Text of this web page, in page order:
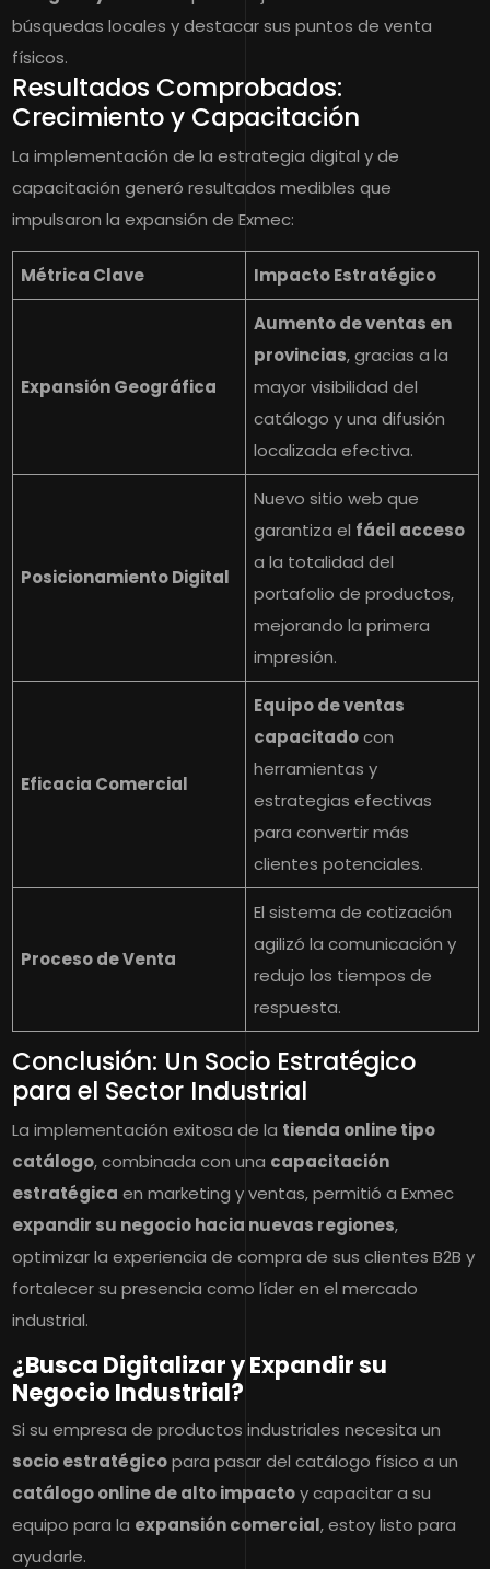
búsquedas locales y destacar sus puntos de venta
físicos.
Resultados Comprobados:
Crecimiento y Capacitación
La implementación de la estrategia digital y de
capacitación generó resultados medibles que
impulsaron la expansión de Exmec:
Métrica Clave Impacto Estratégico
Expansión Geográfica
Aumento de ventas en
provincias, gracias a la
mayor visibilidad del
catálogo y una difusión
localizada efectiva.
Posicionamiento Digital
Nuevo sitio web que
garantiza el fácil acceso
a la totalidad del
portafolio de productos,
mejorando la primera
impresión.
Eficacia Comercial
Equipo de ventas
capacitadocon
herramientas y
estrategias efectivas
para convertir más
clientes potenciales.
Proceso de Venta
El sistema de cotización
agilizó la comunicación y
redujo los tiempos de
respuesta.
Conclusión: Un Socio Estratégico
para el Sector Industrial
La implementación exitosa de la tienda online tipo
catálogo, combinada con una capacitación
estratégica en marketing y ventas, permitió a Exmec
expandir su negocio hacia nuevas regiones,
optimizar la experiencia de compra de sus clientes B2B y
fortalecer su presencia como líder en el mercado
industrial.
¿Busca Digitalizar y Expandir su
Negocio Industrial?
Si su empresa de productos industriales necesita un
socio estratégicopara pasar del catálogo físico a un
catálogo online de alto impactoy capacitar a su
equipo para la expansión comercial, estoy listo para
ayudarle.